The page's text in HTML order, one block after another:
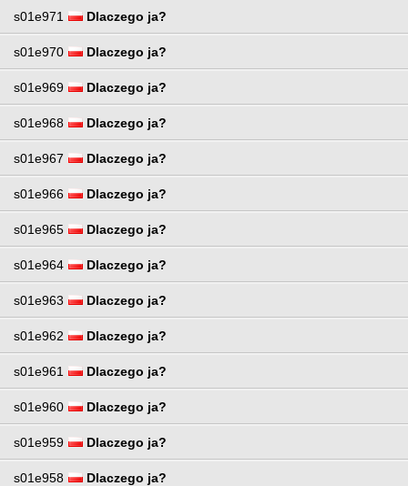
s01e971 Dlaczego ja?
s01e970 Dlaczego ja?
s01e969 Dlaczego ja?
s01e968 Dlaczego ja?
s01e967 Dlaczego ja?
s01e966 Dlaczego ja?
s01e965 Dlaczego ja?
s01e964 Dlaczego ja?
s01e963 Dlaczego ja?
s01e962 Dlaczego ja?
s01e961 Dlaczego ja?
s01e960 Dlaczego ja?
s01e959 Dlaczego ja?
s01e958 Dlaczego ja?